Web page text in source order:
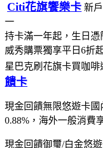
Citi花旗饗樂卡 新
一
持卡滿一年起，生日
威秀購票獨享平日6折
星巴克刷花旗卡買咖
饋卡
現金回饋無限悠遊卡
0.88%，海外一般消費
現金回饋御璽/白金悠